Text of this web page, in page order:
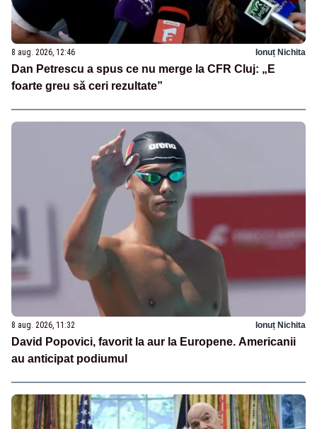
8 aug. 2026, 12:46 Ionuț Nichita
Dan Petrescu a spus ce nu merge la CFR Cluj: „E
foarte greu să ceri rezultate”
8 aug. 2026, 11:32 Ionuț Nichita
David Popovici, favorit la aur la Europene. Americanii
au anticipat podiumul